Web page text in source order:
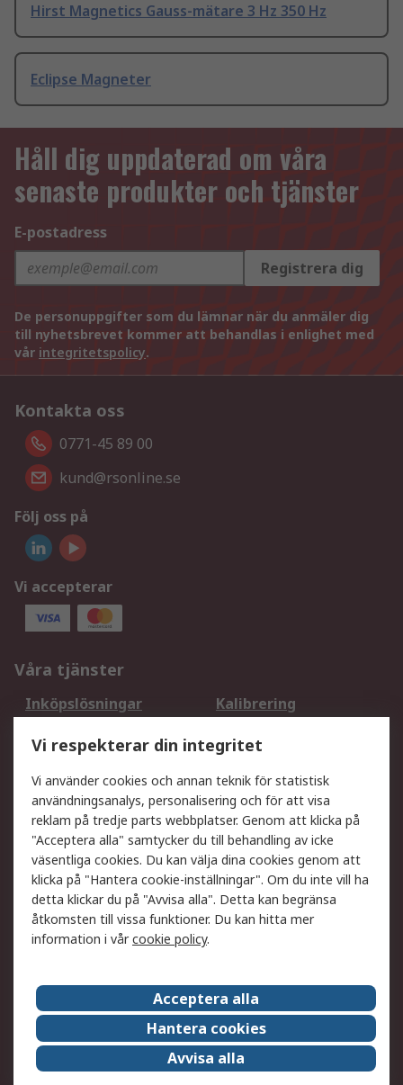
Hirst Magnetics Gauss-mätare 3 Hz 350 Hz
Eclipse Magneter
Håll dig uppdaterad om våra
senaste produkter och tjänster
E-postadress
Registrera dig
De personuppgifter som du lämnar när du anmäler dig
till nyhetsbrevet kommer att behandlas i enlighet med
vår integritetspolicy.
Kontakta oss
0771-45 89 00
kund@rsonline.se
Följ oss på
Vi accepterar
Våra tjänster
Inköpslösningar
Kalibrering
DesignSpark
Teknisk Support
Ditt lokala säljteam
Exportlösningar
Support
Få hjälp
Retur av varor
Leverans
Spåra din order
Begär en fakturakopi
Fördelar med RS-konto
Betalningsalternativ
Om RS
Försäljningsvillkor
Det juridiska
Press Centre
Jobba hos RS
ESG
Vi respekterar din integritet
Vi använder cookies och annan teknik för statistisk
användningsanalys, personalisering och för att visa
reklam på tredje parts webbplatser. Genom att klicka på
"Acceptera alla" samtycker du till behandling av icke
väsentliga cookies. Du kan välja dina cookies genom att
klicka på "Hantera cookie-inställningar". Om du inte vill ha
detta klickar du på "Avvisa alla". Detta kan begränsa
åtkomsten till vissa funktioner. Du kan hitta mer
information i vårcookie policy.
Acceptera alla
Hantera cookies
Avvisa alla